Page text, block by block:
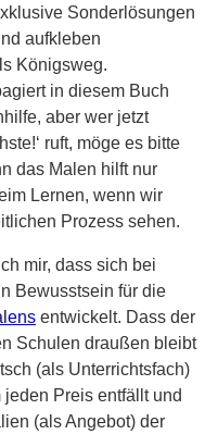
Sonderlösungen
aufkleben
Königsweg.
in diesem Buch
aber wer jetzt
ruft, möge es bitte
das Malen hilft nur
Lernen, wenn wir
Prozess sehen.
mir, dass sich bei
Bewusstsein für die
entwickelt. Dass der
Schulen draußen bleibt
(als Unterrichtsfach)
jeden Preis entfällt und
(als Angebot) der